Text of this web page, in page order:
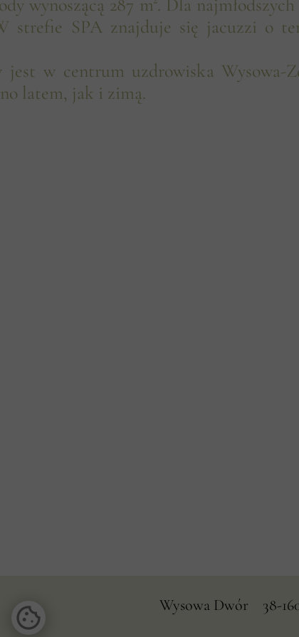
wynoszącą 287 m². Dla
strefie SPA znajduje się jacuzzi o
jest w centrum uzdrowiska
latem, jak i zimą.
Wysowa Dwór 38-